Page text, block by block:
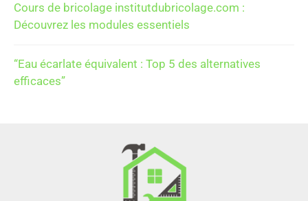
Cours de bricolage institutdubricolage.com :
Découvrez les modules essentiels
“Eau écarlate équivalent : Top 5 des alternatives
efficaces”